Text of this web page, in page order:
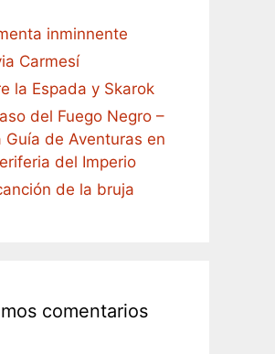
inminnente
Carmesí
la Espada y Skarok
del Fuego Negro –
Guía de Aventuras en
del Imperio
de la bruja
comentarios